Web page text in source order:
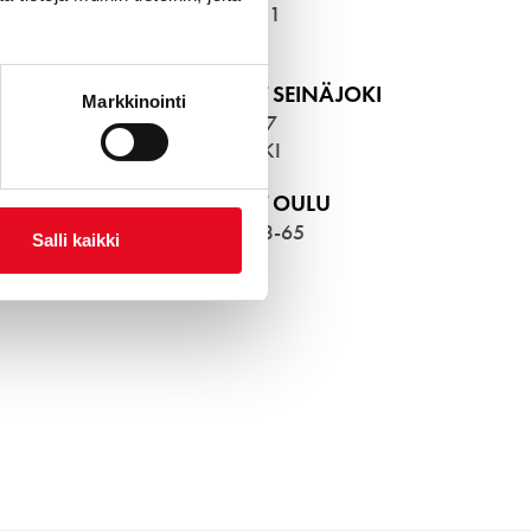
Markkinointi
Salli kaikki
VERNISSAKATU 1
WOLT MARKET SEINÄJOKI
KALEVANKATU 7
60100
SEINÄJOKI
WOLT MARKET OULU
KIRKKOKATU 63-65